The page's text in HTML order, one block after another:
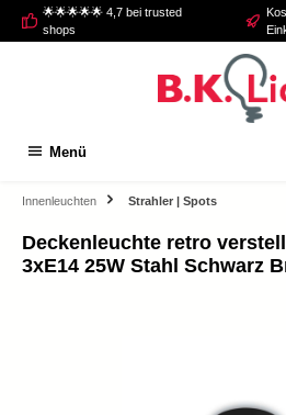
springen
🌟🌟🌟🌟🌟 4,7 bei trusted
shops
Menü
Innenleuchten Strahler | Spots
Deckenleuchte retro
3xE14 25W Stahl Schwarz